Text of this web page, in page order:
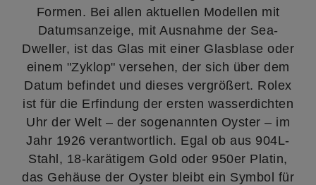
Formen. Bei allen aktuellen Modellen mit
Datumsanzeige, mit Ausnahme der Sea-
Dweller, ist das Glas mit einer Glasblase oder
einem "Zyklop" versehen, der sich über dem
Datum befindet und dieses vergrößert. Rolex
ist für die Erfindung der ersten wasserdichten
Uhr der Welt – der sogenannten Oyster – im
Jahr 1926 verantwortlich. Egal ob aus 904L-
Stahl, 18-karätigem Gold oder 950er Platin,
das Gehäuse der Oyster bleibt ein Symbol für